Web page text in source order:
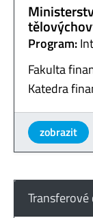
Program:
Fakulta
Katedra
zobrazit